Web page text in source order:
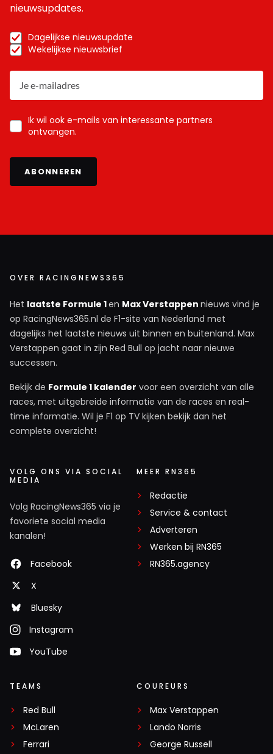
nieuwsupdates.
Dagelijkse nieuwsupdate
Wekelijkse nieuwsbrief
Ik wil ook e-mails van interessante partners
ontvangen.
ABONNEREN
OVER RACINGNEWS365
Het laatste Formule 1en Max Verstappen nieuws vind je
op RacingNews365.nl de F1-site van Nederland met
dagelijks het laatste nieuws uit binnen en buitenland. Max
Verstappen gaat in zijn Red Bull op jacht naar nieuwe
successen.
Bekijk de Formule 1 kalender voor een overzicht van alle
races, met uitgebreide informatie van de races en real-
time informatie. Wil je F1 op TV kijken bekijk dan het
complete overzicht!
VOLG ONS VIA SOCIAL
MEDIA
Volg RacingNews365 via je
favoriete social media
kanalen!
Facebook
X
Bluesky
Instagram
YouTube
MEER RN365
Redactie
Service & contact
Adverteren
Werken bij RN365
RN365.agency
TEAMS
Red Bull
McLaren
Ferrari
COUREURS
Max Verstappen
Lando Norris
George Russell